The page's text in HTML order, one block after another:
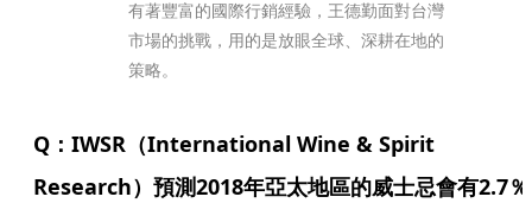
有著豐富的國際行銷經驗，王德勤面對台灣
市場的挑戰，用的是放眼全球、深耕在地的
策略。
Q：IWSR（International Wine & Spirit
Research）預測2018年亞太地區的威士忌會有2.7％